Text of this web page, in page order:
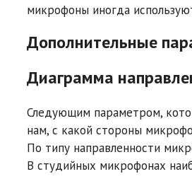
микрофоны иногда
Дополнительные
Диаграмма
Следующим параметром,
нам, с какой стороны
По типу направленности
В студийных микрофонах